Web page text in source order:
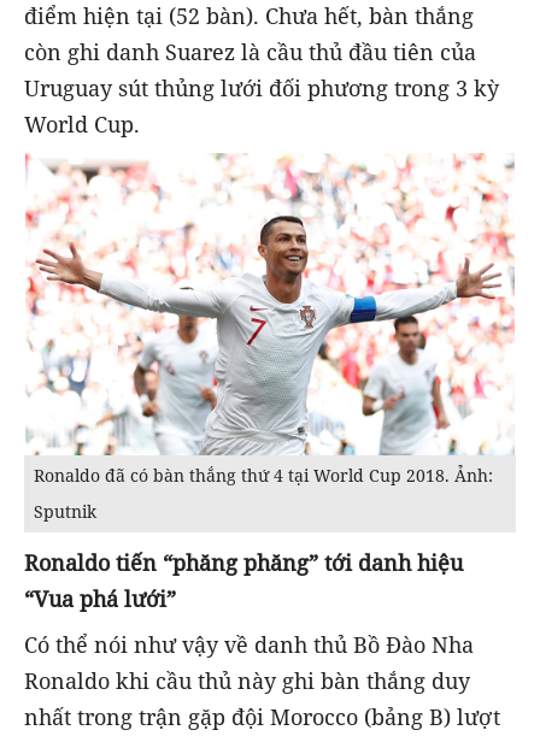
điểm hiện tại (52 bàn). Chưa hết, bàn thắng
còn ghi danh Suarez là cầu thủ đầu tiên của
Uruguay sút thủng lưới đối phương trong 3 kỳ
World Cup.
Ronaldo đã có bàn thắng thứ 4 tại World Cup 2018. Ảnh:
Sputnik
Ronaldo tiến “phăng phăng” tới danh hiệu
“Vua phá lưới”
Có thể nói như vậy về danh thủ Bồ Đào Nha
Ronaldo khi cầu thủ này ghi bàn thắng duy
nhất trong trận gặp đội Morocco (bảng B) lượt